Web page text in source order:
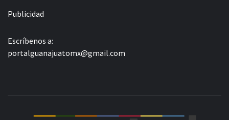
Publicidad
Escríbenos a:
portalguanajuatomx@gmail.com